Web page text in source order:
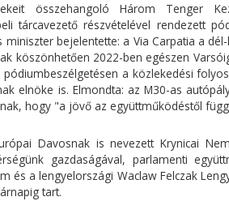
összehangoló Három Tenger
tárcavezető részvételével rendezett
bejelentette: a Via Carpatia a
köszönhetően 2022-ben egészen
a közlekedési
elnöke is. Elmondta: az M30-as
hogy "a jövő az együttműködéstől
Davosnak is nevezett Krynicai
gazdaságával, parlamenti
a lengyelországi Waclaw Felczak
tart.